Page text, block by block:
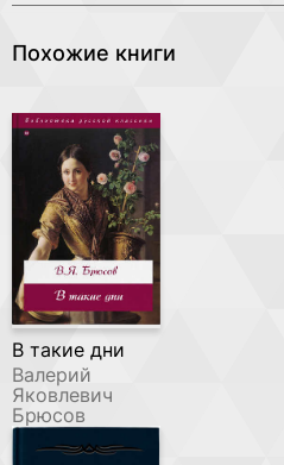
Похожие книги
В такие дни
Валерий
Яковлевич
Брюсов